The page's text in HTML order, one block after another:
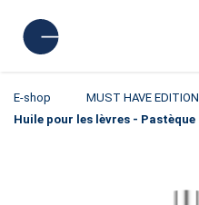
E-shop MUST HAVE EDITION
Huile pour les lèvres - Pastèque